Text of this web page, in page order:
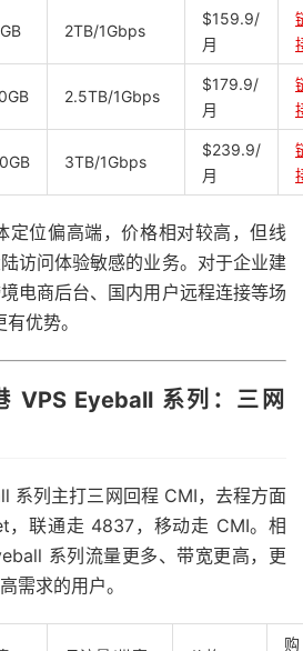
2TB/1Gbps
$159.9/
月
2.5TB/1Gbps
$179.9/
月
3TB/1Gbps
$239.9/
月
定位偏高端，价格相对较高，但线
访问体验敏感的业务。对于企业建
电商后台、国内用户远程连接等场
优势。
VPS Eyeball 系列：三网
系列主打三网回程 CMI，去程方面
，联通走 4837，移动走 CMI。相
系列流量更多、带宽更高，更
需求的用户。
购